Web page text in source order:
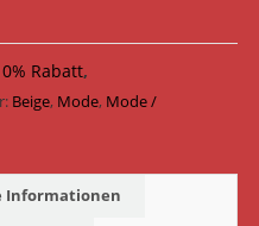
Rabatt,
Beige, Mode, Mode /
Informationen